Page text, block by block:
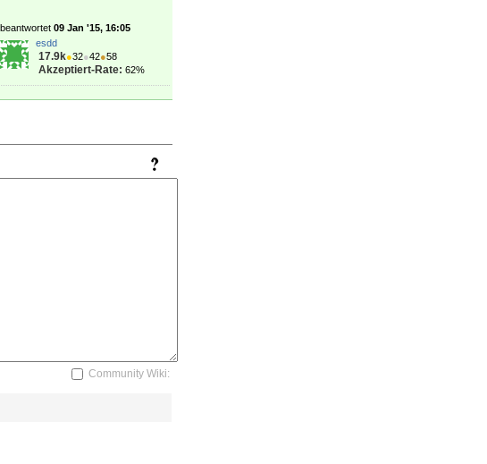
beantwortet 09 Jan '15, 16:05
esdd
17.9k●32●42●58
Akzeptiert-Rate: 62%
Community Wiki: